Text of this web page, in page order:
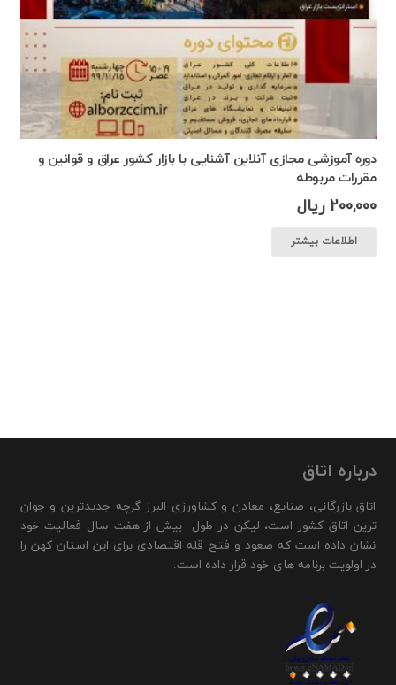
دوره آموزشی مجازی آنلاین آشنایی با بازار کشور عراق و قوانین و
مقررات مربوطه
200,000 ریال
اطلاعات بیشتر
درباره اتاق
اتاق بازرگانی، صنایع، معادن و کشاورزی البرز گرچه جدیدترین و جوان
ترین اتاق کشور است، لیکن در طول بیش از هفت سال فعالیت خود
نشان داده است که صعود و فتح قله اقتصادی برای این استان کهن را
در اولویت برنامه های خود قرار داده است.